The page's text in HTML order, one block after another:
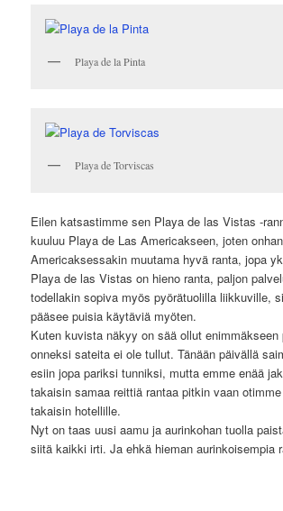
Playa de la Pinta
Playa de Torviscas
Eilen katsastimme sen Playa de las Vistas -
kuuluu Playa de Las Americakseen, joten
Americaksessakin muutama hyvä ranta, jopa
Playa de las Vistas on hieno ranta, paljon
todellakin sopiva myös pyörätuolilla liikkuville,
pääsee puisia käytäviä myöten.
Kuten kuvista näkyy on sää ollut
onneksi sateita ei ole tullut. Tänään päivällä
esiin jopa pariksi tunniksi, mutta emme enää
takaisin samaa reittiä rantaa pitkin vaan
takaisin hotellille.
Nyt on taas uusi aamu ja aurinkohan tuolla
siitä kaikki irti. Ja ehkä hieman aurinkoisempia